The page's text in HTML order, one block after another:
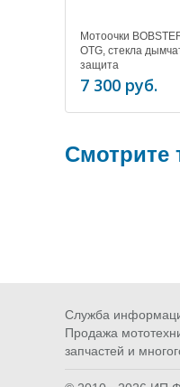
Мотоочки
OTG, стекла
защита
7 300 руб.
Смотрите
Служба
Продажа
запчастей и